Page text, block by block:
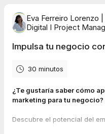
Eva Ferreiro Lorenzo
Digital I Project
Impulsa tu negocio
30 minutos
¿Te gustaría saber cómo
marketing para tu negocio?
Descubre el potencial del